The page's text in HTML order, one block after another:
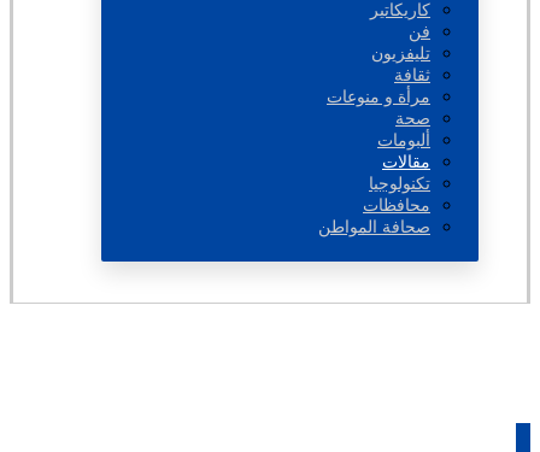
كاريكاتير
فن
تليفزيون
ثقافة
مرأة و منوعات
صحة
ألبومات
مقالات
تكنولوجيا
محافظات
صحافة المواطن